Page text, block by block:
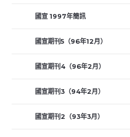
國宣 1997年簡訊
國宣期刊5（96年12月）
國宣期刊4（96年2月）
國宣期刊3（94年2月）
國宣期刊2（93年3月）